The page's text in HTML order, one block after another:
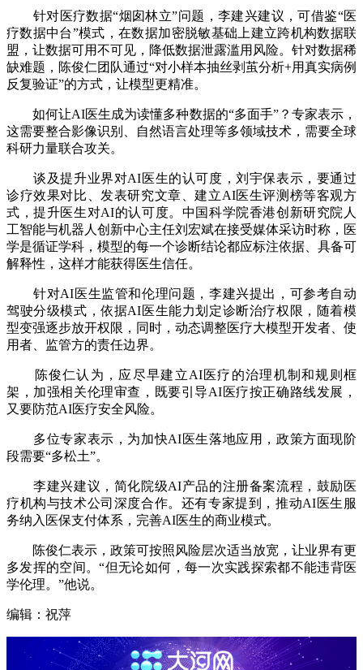
针对医疗数据“烟囱林立”问题，李建兴建议，可借鉴“医
疗数据中台”模式，在数据加密脱敏基础上建立跨机构数据联
盟，让数据可用不可见，降低数据泄露滥用风险。针对数据稀
缺难题，陈俊仁团队通过“对小样本抽丝剥茧分析+用真实病例
反复验证”的方式，让模型更精准。
如何让AI医生成为读懂多种数据的“多面手”？专家表示，
这需要整合影像识别、自然语言处理等多领域技术，需要全球
科研力量联合攻关。
谈及提升业界对AI医生的认可度，刘宇保表示，要通过
诊疗效果对比、发表研究文章、建立AI医生评测榜等客观方
式，提升医生对AI的认可度。中国科学院香港创新研究院人
工智能与机器人创新中心主任刘宏斌在接受媒体采访时称，医
学是循证学科，模型的每一个诊断结论都应标注依据、具备可
解释性，这样才能获得医生信任。
针对AI医生监管和伦理问题，李建兴提出，可参考自动
驾驶分级模式，依据AI医生能力划定诊断治疗权限，随着模
型变强逐步放开权限，同时，动态调整医疗大模型开发者、使
用者、监管方的责任边界。
陈俊仁认为，应尽早建立AI医疗的治理机制和规则框
架，加强相关伦理审查，既要引导AI医疗按正确路线发展，
又要防范AI医疗安全风险。
多位专家表示，为加快AI医生落地应用，政策方面现阶
段需要“多松土”。
李建兴建议，简化院级AI产品的注册备案流程，鼓励医
疗机构与技术公司深度合作。还有专家提到，推动AI医生服
务纳入医保支付体系，完善AI医生的商业模式。
陈俊仁表示，政策可按照风险层次适当放宽，让业界有更
多发挥的空间。“但无论如何，每一次实践探索都不能违背医
学伦理。”他说。
编辑：祝萍